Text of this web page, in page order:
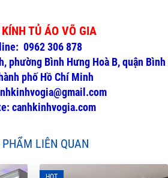
TỦ ÁO VÕ GIA
0962 306 878
phường Bình Hưng Hoà B, quận Bình
phố Hồ Chí Minh
canhkinhvogia.com
PHẨM LIÊN QUAN